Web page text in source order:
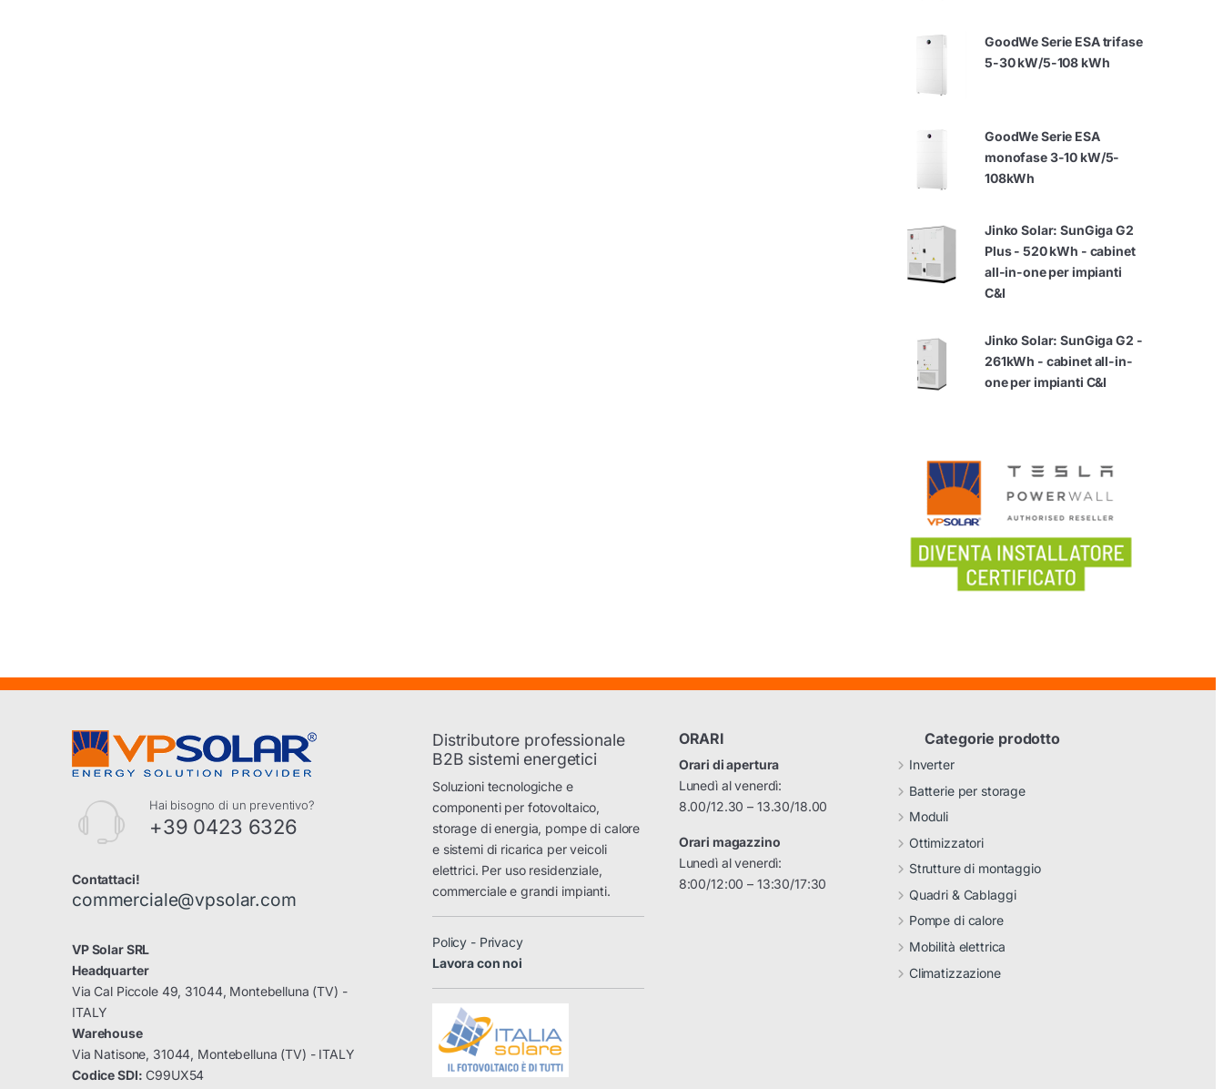
GoodWe Serie ESA trifase
5-30 kW/5-108 kWh
GoodWe Serie ESA
monofase 3-10 kW/5-
108kWh
Jinko Solar: SunGiga G2
Plus - 520 kWh - cabinet
all-in-one per impianti
C&I
Jinko Solar: SunGiga G2 -
261kWh - cabinet all-in-
one per impianti C&I
Hai bisogno di un preventivo?
+39 0423 6326
Contattaci!
commerciale@vpsolar.com
VP Solar SRL
Headquarter
Via Cal Piccole 49, 31044, Montebelluna (TV) -
ITALY
Warehouse
Via Natisone, 31044, Montebelluna (TV) - ITALY
Codice SDI: C99UX54
Distributore professionale
B2B sistemi energetici
Soluzioni tecnologiche e
componenti per fotovoltaico,
storage di energia, pompe di calore
e sistemi di ricarica per veicoli
elettrici. Per uso residenziale,
commerciale e grandi impianti.
Policy - Privacy
Lavora con noi
ORARI
Orari di apertura
Lunedì al venerdì:
8.00/12.30 – 13.30/18.00
Orari magazzino
Lunedì al venerdì:
8:00/12:00 – 13:30/17:30
Categorie prodotto
Inverter
Batterie per storage
Moduli
Ottimizzatori
Strutture di montaggio
Quadri & Cablaggi
Pompe di calore
Mobilità elettrica
Climatizzazione